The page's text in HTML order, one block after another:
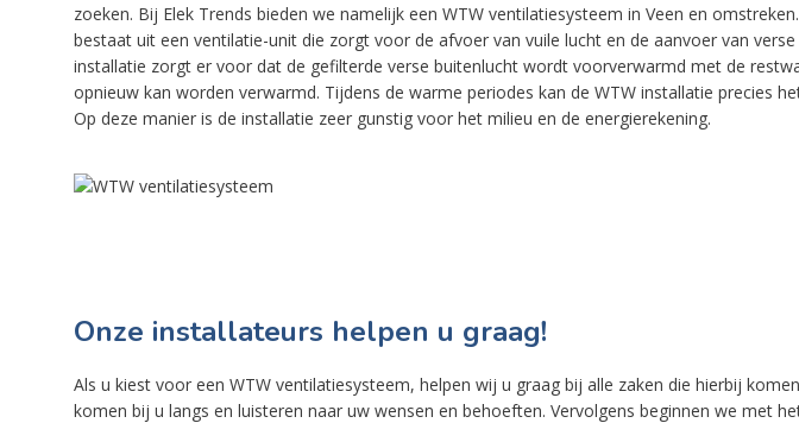
zoeken. Bij Elek Trends bieden we namelijk een WTW ventilatiesysteem in Veen en
bestaat uit een ventilatie-unit die zorgt voor de afvoer van vuile lucht en de aanvoer van
installatie zorgt er voor dat de gefilterde verse buitenlucht wordt voorverwarmd met de
opnieuw kan worden verwarmd. Tijdens de warme periodes kan de WTW installatie precies
Op deze manier is de installatie zeer gunstig voor het milieu en de energierekening.
Onze installateurs helpen u graag!
Als u kiest voor een WTW ventilatiesysteem, helpen wij u graag bij alle zaken die hierbij
komen bij u langs en luisteren naar uw wensen en behoeften. Vervolgens beginnen we met